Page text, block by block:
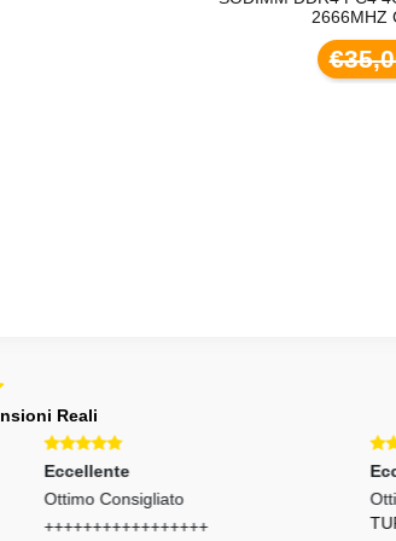
2666MHZ
Reali
Ottimo Venditore.